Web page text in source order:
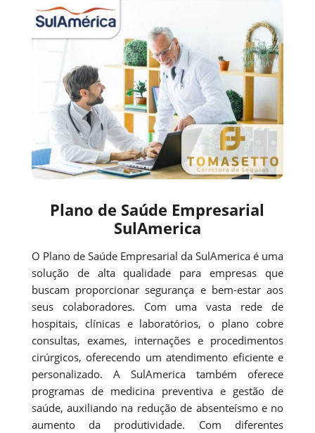
Plano de Saúde Empresarial
SulAmerica
O Plano de Saúde Empresarial da SulAmerica é uma
solução de alta qualidade para empresas que
buscam proporcionar segurança e bem-estar aos
seus colaboradores. Com uma vasta rede de
hospitais, clínicas e laboratórios, o plano cobre
consultas, exames, internações e procedimentos
cirúrgicos, oferecendo um atendimento eficiente e
personalizado. A SulAmerica também oferece
programas de medicina preventiva e gestão de
saúde, auxiliando na redução de absenteísmo e no
aumento da produtividade. Com diferentes